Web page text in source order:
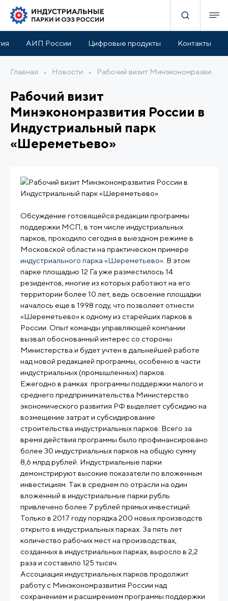
АИП России Цифровые продукты Контакты
Главная • Новости •
Рабочий визит
Минэкономразвития России в
Индустриальный парк
«Шереметьево»
Обсуждение готовящейся редакции программы
поддержки МСП, в том числе индустриальных
парков, проходило сегодня в выездном режиме в
Московской области на практическом примере
индустриального парка «Шереметьево» . В этом
парке площадью 12 Га уже разместилось 14
резидентов, многие из которых работают на его
территории более 10 лет, ведь освоение площадки
началось еще в 1998 году, что позволяет отнести
«Шереметьево» к одному из старейших парков в
России. Опыт команды управляющей компании
вызвал обоснованный интерес со стороны
Министерства и будет учтен в дальнейшей работе
над новой редакцией программы, особенно в части
индустриальных (промышленных) парков.
Ежегодно в рамках программы поддержки малого и
среднего предпринимательства Министерство
экономического развития РФ выделяет субсидию на
возмещение затрат и субсидирование
строительства индустриальных парков. Всего за
время действия программы было профинансировано
более 30 индустриальных парков на общую сумму
8,6 млрд рублей. Индустриальные парки
демонстрируют высокие показатели по вложенным
инвестициям. Так в среднем по отрасли на один
вложенный в индустриальные парки рубль
привлечено более 7 рублей прямых инвестиций.
Только в 2017 году порядка 200 новых производств
открыто в индустриальных парках. За пять лет
количество рабочих мест на производствах,
созданных в индустриальных парках, выросло в 2,2
раза и составило 125 тысяч.
Ассоциация индустриальных парков продолжит
работу с Минэкономразвития России над
сохранением и расширением программы поддержки